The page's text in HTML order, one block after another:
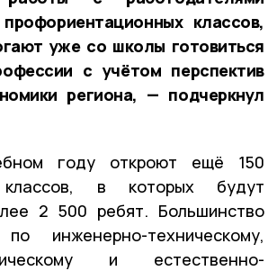
классов,
уже со школы готовиться
с учётом перспектив
региона, — подчеркнул
году откроют ещё 150
классов, в которых будут
2 500 ребят. Большинство
техническому,
и естественно-